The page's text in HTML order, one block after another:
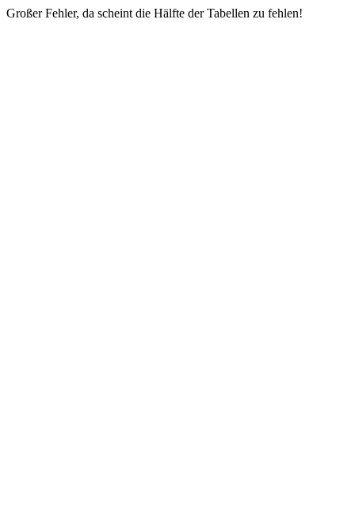
Großer Fehler, da scheint die Hälfte der Tabellen zu fehlen!